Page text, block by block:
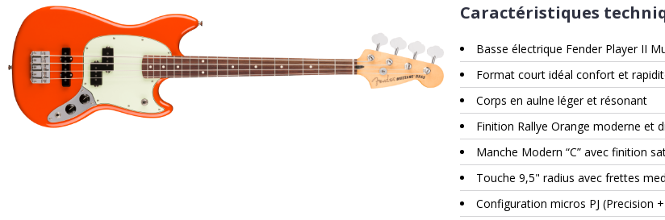
Caractéristiques
Basse électrique Fender Player II
Format court idéal confort et
Corps en aulne léger et résonant
Finition Rallye Orange moderne et
Manche Modern “C” avec finition
Touche 9,5" radius avec frettes
Configuration micros PJ (Precision